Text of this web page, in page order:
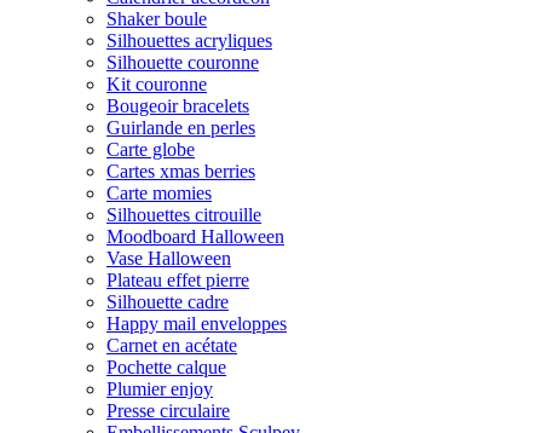
Shaker boule
Silhouettes acryliques
Silhouette couronne
Kit couronne
Bougeoir bracelets
Guirlande en perles
Carte globe
Cartes xmas berries
Carte momies
Silhouettes citrouille
Moodboard Halloween
Vase Halloween
Plateau effet pierre
Silhouette cadre
Happy mail enveloppes
Carnet en acétate
Pochette calque
Plumier enjoy
Presse circulaire